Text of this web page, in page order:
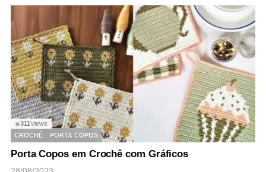
◉311 Views
CROCHÊ
PORTA COPOS
Porta Copos em Crochê com Gráficos